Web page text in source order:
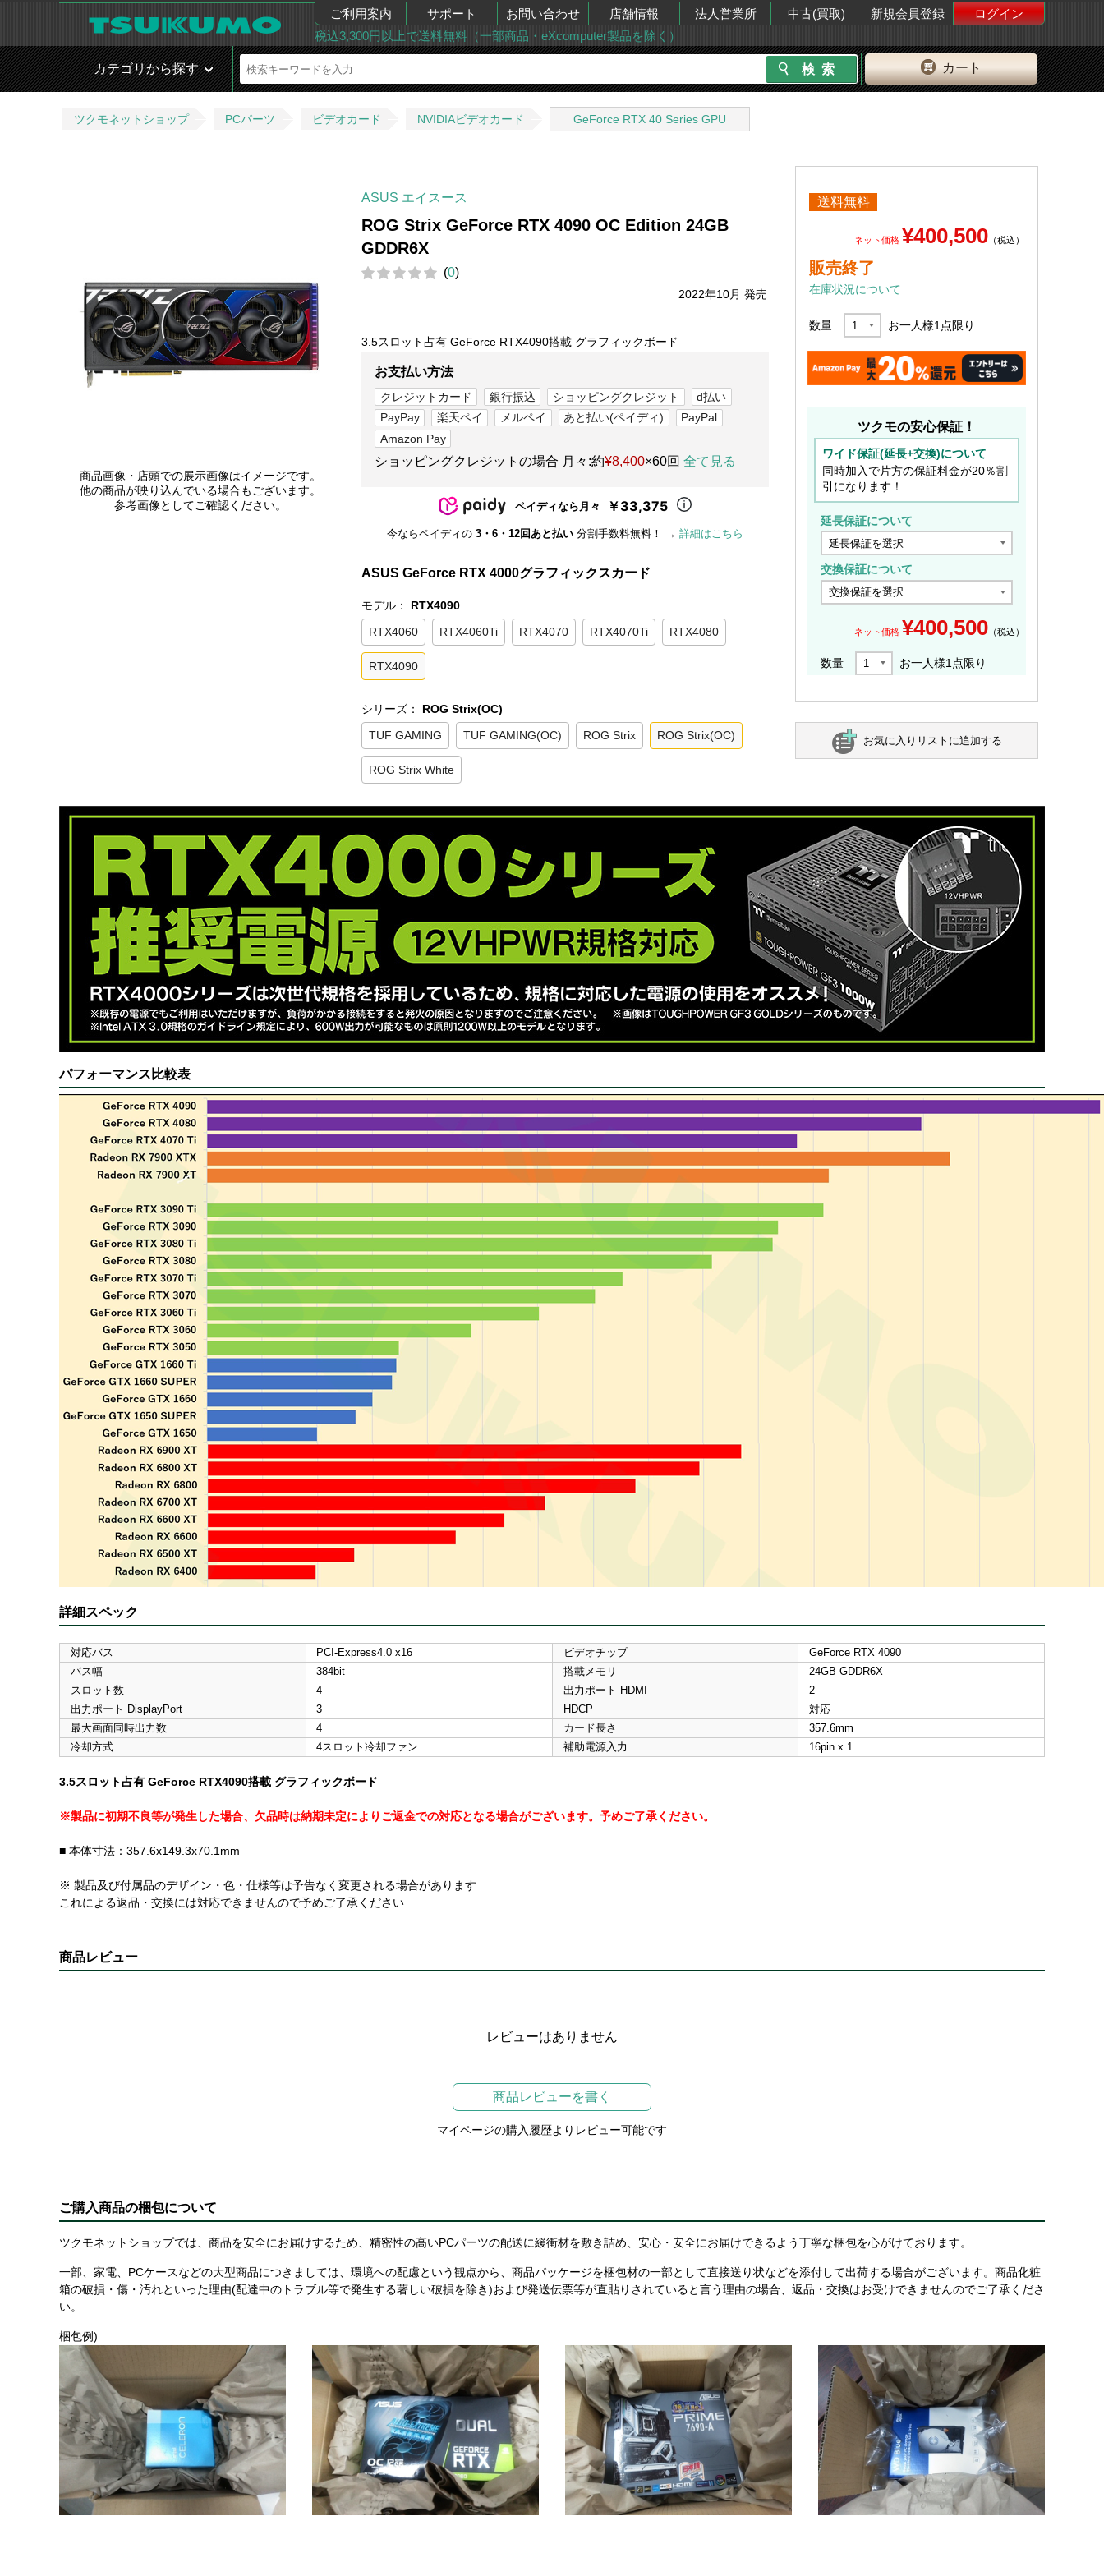
ご利用案内 サポート お問い合わせ 店舗情報 法人営業所 中古(買取) 新規会員登録
ログイン
税込3,300円以上で送料無料（一部商品・eXcomputer製品を除く）
カート
カテゴリから探す
ツクモネットショップ PCパーツ ビデオカード NVIDIAビデオカード GeForce RTX 40 Series GPU
商品画像・店頭での展示画像はイメージです。
他の商品が映り込んでいる場合もございます。
参考画像としてご確認ください。
ASUS エイスース
ROG Strix GeForce RTX 4090 OC Edition 24GB
GDDR6X
(0)
2022年10月 発売
3.5スロット占有 GeForce RTX4090搭載 グラフィックボード
お支払い方法
クレジットカード 銀行振込 ショッピングクレジット
d払い
PayPay
楽天ペイ メルペイ あと払い(ペイディ)
PayPal
Amazon Pay
ショッピングクレジットの場合 月々:約¥8,400×60回 全て見る
ペイディなら月々 ￥33,375
今ならペイディの 3・6・12回あと払い 分割手数料無料！ → 詳細はこちら
ASUS GeForce RTX 4000グラフィックスカード
モデル： RTX4090
RTX4060 RTX4060Ti RTX4070 RTX4070Ti RTX4080
RTX4090
シリーズ： ROG Strix(OC)
TUF GAMING TUF GAMING(OC) ROG Strix ROG Strix(OC)
ROG Strix White
送料無料
ネット価格 ¥400,500 （税込）
販売終了
在庫状況について
数量 お一人様1 点限り
ツクモの安心保証！
ワイド保証(延長+交換)について
同時加入で片方の保証料金が20％割
引になります！
延長保証について
交換保証について
ネット価格 ¥400,500 （税込）
数量 お一人様1点限り
お気に入りリストに追加する
パフォーマンス比較表
詳細スペック
対応バス PCI-Express4.0 x16 ビデオチップ
GeForce RTX 4090
バス幅
384bit 搭載メモリ
24GB GDDR6X
スロット数
4 出力ポート HDMI
2
出力ポート DisplayPort
3 HDCP
対応
最大画面同時出力数
4 カード長さ
357.6mm
冷却方式
4スロット冷却ファン 補助電源入力 16pin x 1
3.5スロット占有 GeForce RTX4090搭載 グラフィックボード
※製品に初期不良等が発生した場合、欠品時は納期未定によりご返金での対応となる場合がございます。予めご了承ください。
■ 本体寸法：357.6x149.3x70.1mm
※ 製品及び付属品のデザイン・色・仕様等は予告なく変更される場合があります
これによる返品・交換には対応できませんので予めご了承ください
商品レビュー
レビューはありません
商品レビューを書く
マイページの購入履歴よりレビュー可能です
ご購入商品の梱包について
ツクモネットショップでは、商品を安全にお届けするため、精密性の高いPCパーツの配送に緩衝材を敷き詰め、安心・安全にお届けできるよう丁寧な梱包を心がけております。
一部、家電、PCケースなどの大型商品につきましては、環境への配慮という観点から、商品パッケージを梱包材の一部として直接送り状などを添付して出荷する場合がございます。商品化粧
箱の破損・傷・汚れといった理由(配達中のトラブル等で発生する著しい破損を除き)および発送伝票等が直貼りされていると言う理由の場合、返品・交換はお受けできませんのでご了承くださ
い。
梱包例)